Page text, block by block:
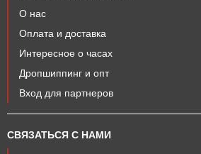
О нас
Оплата и доставка
Интересное о часах
Дропшиппинг и опт
Вход для партнеров
СВЯЗАТЬСЯ С НАМИ